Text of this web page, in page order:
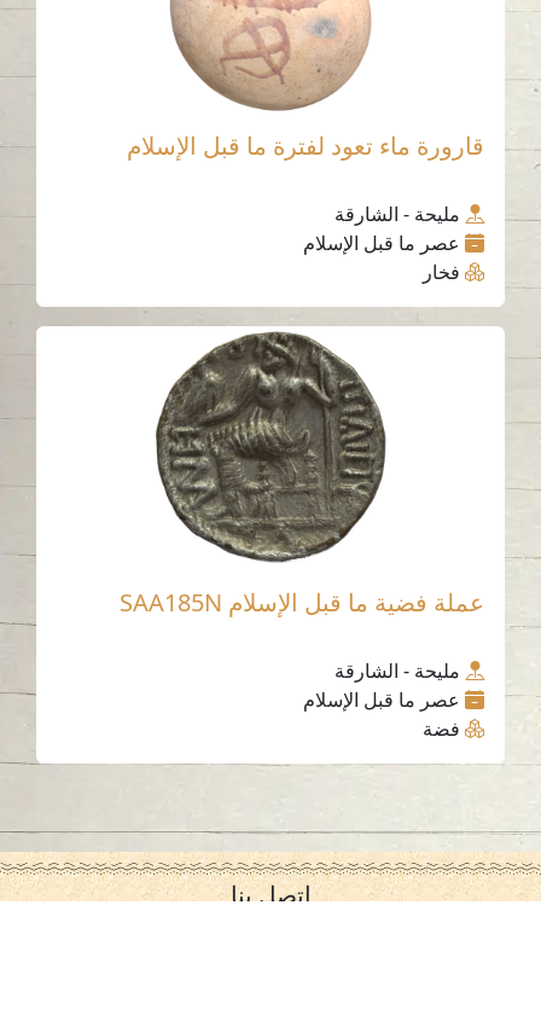
قارورة ماء تعود لفترة ما قبل الإسلام
مليحة - الشارقة
عصر ما قبل الإسلام
فخار
عملة فضية ما قبل الإسلام SAA185N
مليحة - الشارقة
عصر ما قبل الإسلام
فضة
اتصل بنا